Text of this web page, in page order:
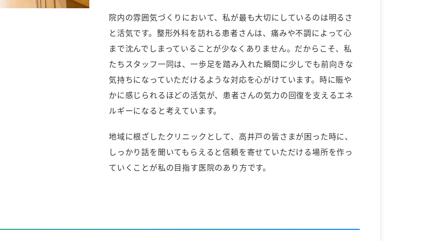
院内の雰囲気づくりにおいて、私が最も大切にしているのは明るさ
と活気です。整形外科を訪れる患者さんは、痛みや不調によって心
まで沈んでしまっていることが少なくありません。だからこそ、私
たちスタッフ一同は、一歩足を踏み入れた瞬間に少しでも前向きな
気持ちになっていただけるような対応を心がけています。時に賑や
かに感じられるほどの活気が、患者さんの気力の回復を支えるエネ
ルギーになると考えています。
地域に根ざしたクリニックとして、高井戸の皆さまが困った時に、
しっかり話を聞いてもらえると信頼を寄せていただける場所を作っ
ていくことが私の目指す医院のあり方です。